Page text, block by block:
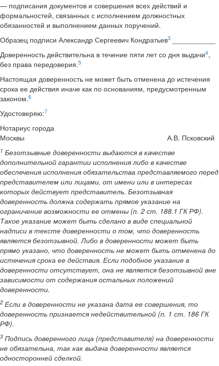
— подписания документов и совершения всех действий и
формальностей, связанных с исполнением должностных
обязанностей и выполнением данных поручений.
Образец подписи Александр Сергеевич Кондратьев3
Доверенность действительна в течение пяти лет со дня выдачи4,
без права передоверия.5
Настоящая доверенность не может быть отменена до истечения
срока ее действия иначе как по основаниям, предусмотренным
законом.6
Удостоверяю:7
Нотариус города
Москвы А.В. Псковский
1 Безотзывные доверенности выдаются в качестве
дополнительной гарантии исполнения либо в качестве
обеспечения исполнения обязательства представляемого перед
представителем или лицами, от имени или в интересах
которых действует представитель. Безотзывная
доверенность должна содержать прямое указание на
ограничение возможности ее отмены (п. 2 ст. 188.1 ГК РФ).
Такое указание может быть сделано в виде специальной
надписи в тексте доверенности о том, что доверенность
является безотзывной. Либо в доверенности может быть
прямо указано, что доверенность не может быть отменена до
истечения срока ее действия. Если подобное указание в
доверенности отсутствует, она не является безотзывной вне
зависимости от содержания остальных положений
доверенности.
2 Если в доверенности не указана дата ее совершения, то
доверенность признается недействительной (п. 1 ст. 186 ГК
РФ).
3 Подпись доверенного лица (представителя) на доверенности
не обязательна, так как выдача доверенности является
односторонней сделкой.